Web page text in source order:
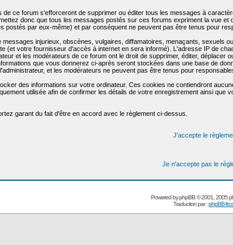
de ce forum s'efforceront de supprimer ou éditer tous les messages à
donc que tous les messages postés sur ces forums expriment la vue
postés par eux-même) et par conséquent ne peuvent pas être tenus pour
injurieux, obscènes, vulgaires, diffamatoires, menaçants, sexuels
(et votre fournisseur d'accès à internet en sera informé). L'adresse IP de
et les modérateurs de ce forum ont le droit de supprimer, éditer,
que vous donnerez ci-après seront stockées dans une base de
et les modérateurs ne peuvent pas être tenus pour
des informations sur votre ordinateur. Ces cookies ne contiendront
utilisée afin de confirmer les détails de votre enregistrement ainsi
garant du fait d'être en accord avec le règlement ci-dessus.
J'accepte le
Je n'accepte pas le
Powered byphpBB© 2001, 2005
Traduction par :phpBB-